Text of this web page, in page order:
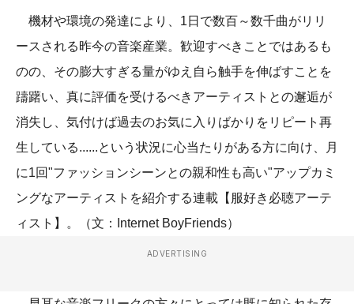
機材や環境の発達により、1日で数百～数千曲がリリ
ースされる昨今の音楽産業。歓迎すべきことではあるも
のの、その膨大すぎる量がゆえ自ら触手を伸ばすことを
躊躇い、真に評価を受けるべきアーティストとの邂逅が
消失し、気付けば過去のお気に入りばかりをリピート再
生している......という状況に心当たりがある方に向け、月
に1回"ファッションシーンとの親和性も高い"アップカミ
ングなアーティストを紹介する連載【服好き必聴アーテ
ィスト】。（文：Internet BoyFriends）
ADVERTISING